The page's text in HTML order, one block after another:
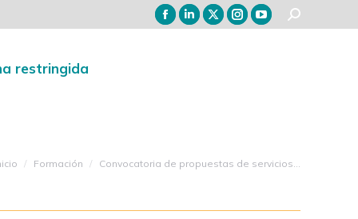
restringida
aquí:
Formación Convocatoria de propuestas de servicios…